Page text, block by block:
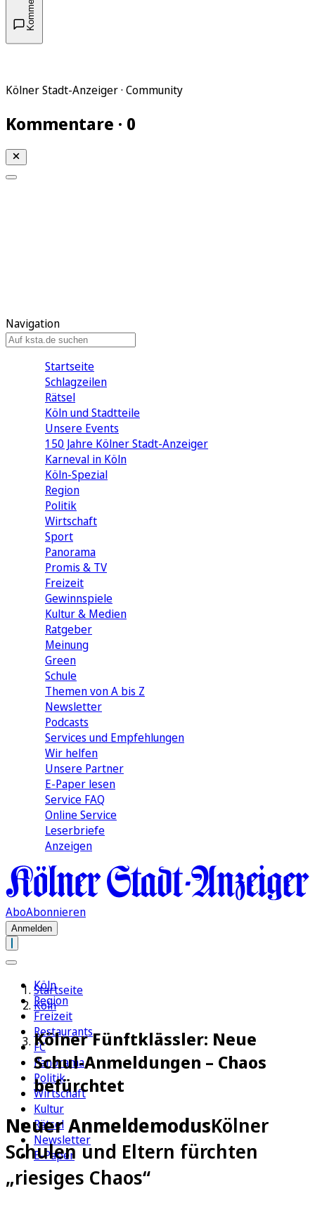
Kölner Stadt-Anzeiger · Community
Kommentare · 0
Navigation
Startseite
Schlagzeilen
Rätsel
Köln und Stadtteile
Unsere Events
150 Jahre Kölner Stadt-Anzeiger
Karneval in Köln
Köln-Spezial
Region
Politik
Wirtschaft
Sport
Panorama
Promis & TV
Freizeit
Gewinnspiele
Kultur & Medien
Ratgeber
Meinung
Green
Schule
Themen von A bis Z
Newsletter
Podcasts
Services und Empfehlungen
Wir helfen
Unsere Partner
E-Paper lesen
Service FAQ
Online Service
Leserbriefe
Anzeigen
AboAbonnieren
Anmelden
Köln
Region
Freizeit
Restaurants
FC
Panorama
Politik
Wirtschaft
Kultur
Rätsel
Newsletter
E-Paper
Startseite
Köln
Kölner Fünftklässler: Neue
Schul-Anmeldungen – Chaos
befürchtet
Neuer AnmeldemodusKölner
Schulen und Eltern fürchten
„riesiges Chaos“